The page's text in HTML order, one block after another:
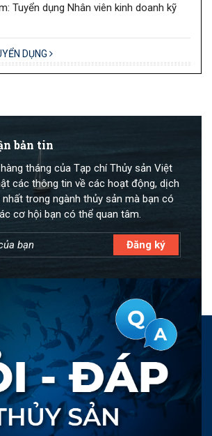
Tuyển dụng Nhân viên kinh doanh kỹ
DỤNG
bản tin
tháng của Tạp chí Thủy sản Việt
các thông tin về các hoạt động, dịch
trong ngành thủy sản mà bạn có
cơ hội bạn có thể quan tâm.